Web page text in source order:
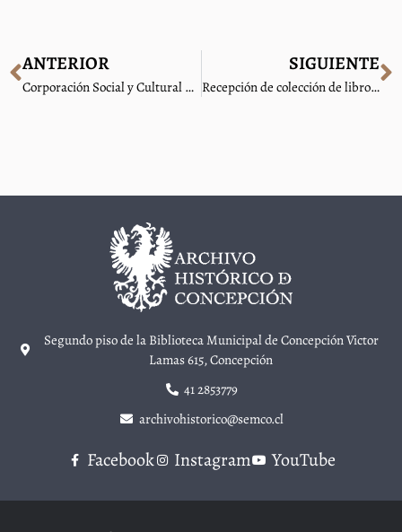
ANTERIOR
Corporación Social y Cultural de Concepción – Semco celebra Día de los Patrimonios con actividades presenciales
SIGUIENTE
Recepción de colección de libros de Derechos Humanos
Segundo piso de la Biblioteca Municipal de Concepción Victor
Lamas 615, Concepción
41 2853779
archivohistorico@semco.cl
Facebook Instagram YouTube